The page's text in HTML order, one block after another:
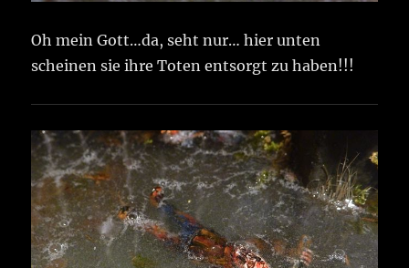
Oh mein Gott…da, seht nur… hier unten
scheinen sie ihre Toten entsorgt zu haben!!!